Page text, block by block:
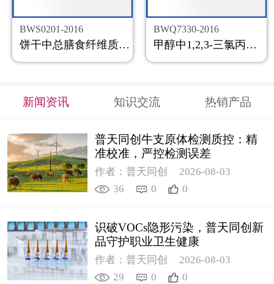
BWS0201-2016
饼干中总膳食纤维质控样品
BWQ7330-2016
甲醇中1,2,3-三氯丙烷溶液标准物质
新闻资讯 知识交流 热销产品
普天同创牛支原体检测质控：精
准校准，严控检测误差
作者：普天同创
2026-08-03
36
0 0
识破VOCs隐形污染，普天同创新
品守护职业卫生健康
作者：普天同创
2026-08-03
29
0 0